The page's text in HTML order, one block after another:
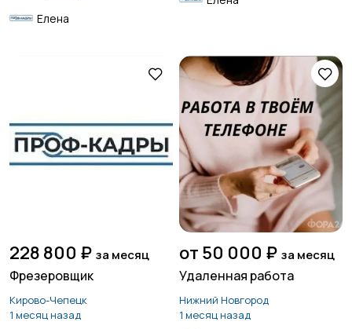
Елена
228 800 ₽ за месяц
Фрезеровщик
Кирово-Чепецк
1 месяц назад
от 50 000 ₽ за месяц
Удаленная работа
Нижний Новгород
1 месяц назад